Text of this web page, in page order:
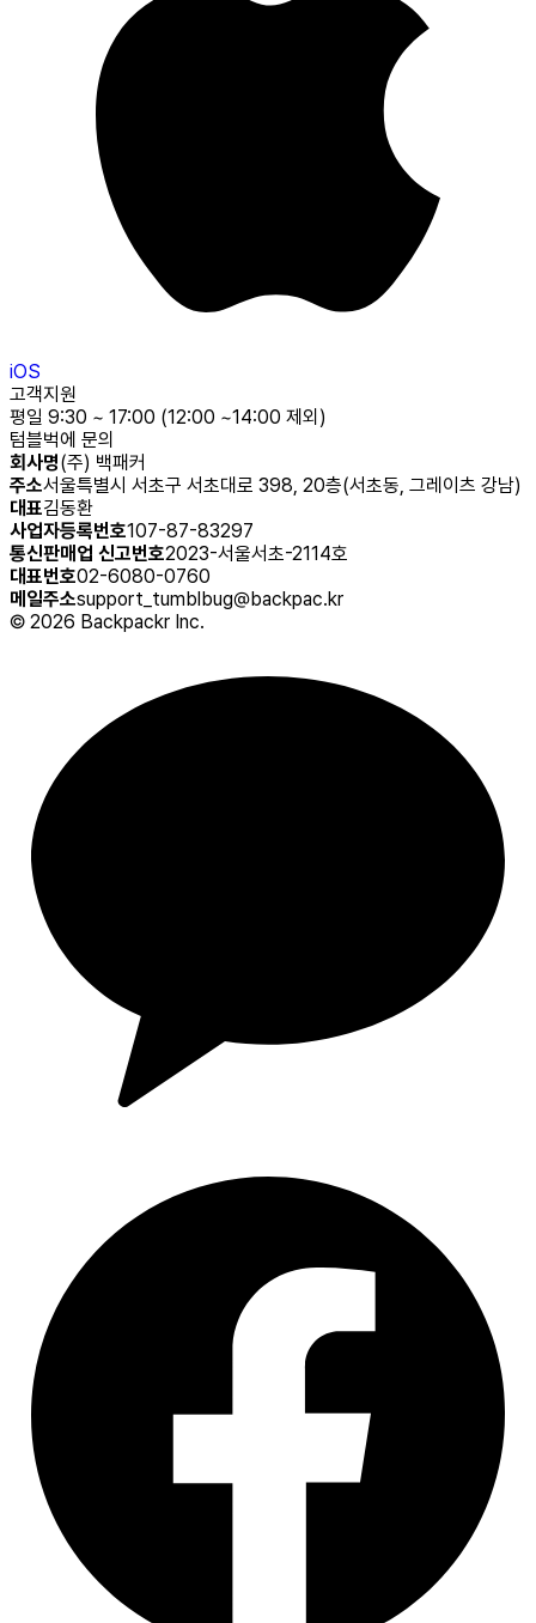
iOS
고객지원
평일 9:30 ~ 17:00 (12:00 ~14:00 제외)
텀블벅에 문의
회사명(주) 백패커
주소서울특별시 서초구 서초대로 398, 20층(서초동, 그레이츠 강남)
대표김동환
사업자등록번호107-87-83297
통신판매업 신고번호2023-서울서초-2114호
대표번호02-6080-0760
메일주소support_tumblbug@backpac.kr
© 2026 Backpackr Inc.